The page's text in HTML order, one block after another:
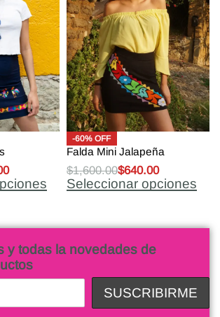
-60% OFF
Falda Mini Jalapeña
$1,600.00$640.00
Seleccionar opciones
y todas la novedades de